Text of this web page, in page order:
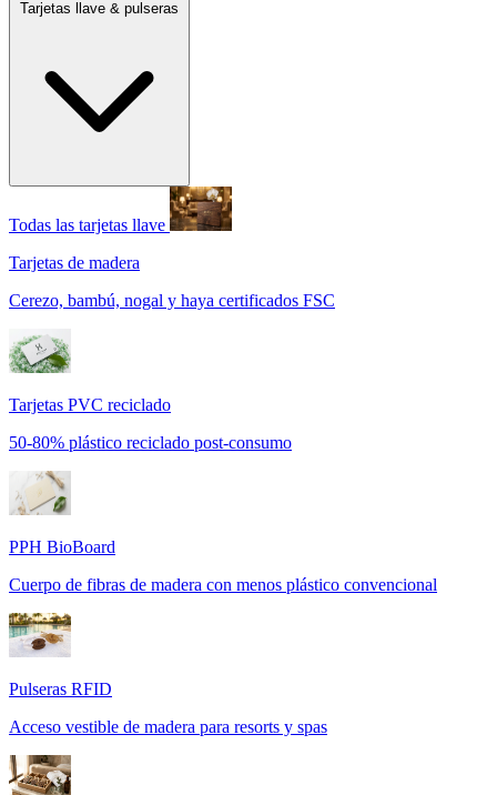
Todas las tarjetas llave
Tarjetas de madera
Cerezo, bambú, nogal y haya certificados FSC
Tarjetas PVC reciclado
50-80% plástico reciclado post-consumo
PPH BioBoard
Cuerpo de fibras de madera con menos plástico convencional
Pulseras RFID
Acceso vestible de madera para resorts y spas